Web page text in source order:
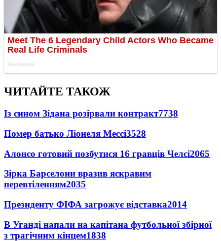
ЧИТАЙТЕ ТАКОЖ
Із сином Зідана розірвали контракт7738
Помер батько Ліонеля Мессі3528
Алонсо готовий позбутися 16 гравців Челсі2065
Зірка Барселони вразив яскравим
перевтіленням2035
Президенту ФІФА загрожує відставка2014
В Уганді напали на капітана футбольної збірної
з трагічним кінцем1838